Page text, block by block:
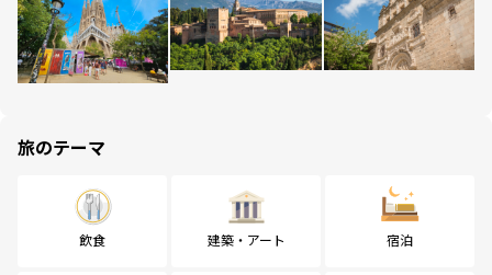
旅のテーマ
飲食 建築・アート 宿泊